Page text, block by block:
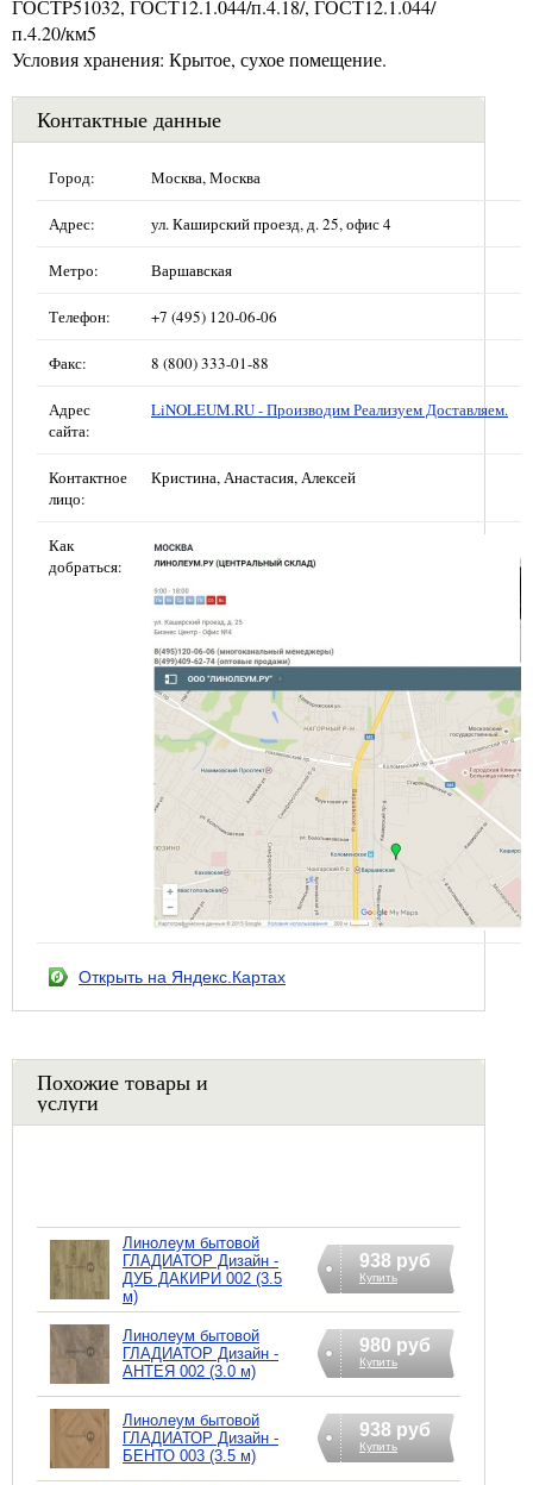
ГОСТP51032, ГОСТ12.1.044/п.4.18/, ГОСТ12.1.044/
п.4.20/км5
Условия хранения: Крытое, сухое помещение.
Контактные данные
Город: Москва, Москва
Адрес: ул. Каширский проезд, д. 25, офис 4
Метро: Варшавская
Телефон: +7 (495) 120-06-06
Факс: 8 (800) 333-01-88
Адрес
сайта:
LiNOLEUM.RU - Производим Реализуем Доставляем.
Контактное
лицо:
Кристина, Анастасия, Алексей
Как
добраться:
Открыть на Яндекс.Картах
Похожие товары и
услуги
Линолеум бытовой
ГЛАДИАТОР Дизайн -
ДУБ ДАКИРИ 002 (3.5
м)
938 руб
Купить
Линолеум бытовой
ГЛАДИАТОР Дизайн -
АНТЕЯ 002 (3.0 м)
980 руб
Купить
Линолеум бытовой
ГЛАДИАТОР Дизайн -
БЕНТО 003 (3.5 м)
938 руб
Купить